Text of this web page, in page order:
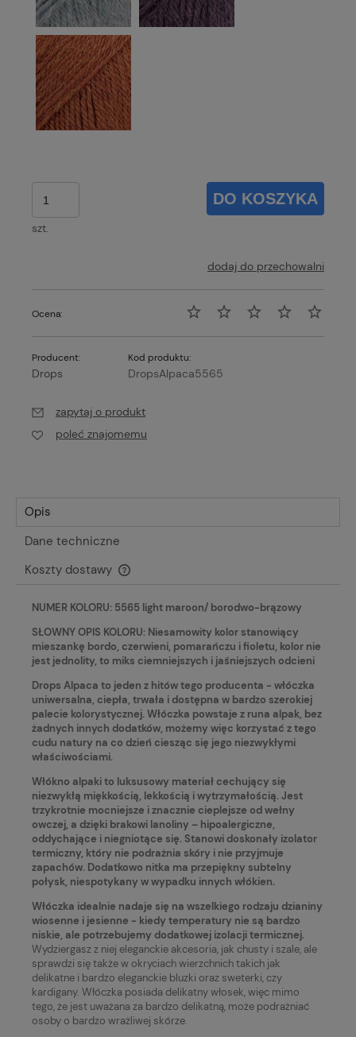
szt.
DO KOSZYKA
dodaj do przechowalni
Ocena:
Producent:
Drops
Kod produktu:
DropsAlpaca5565
zapytaj o produkt
poleć znajomemu
Opis
Dane techniczne
Koszty dostawy
Cena nie zawiera ewentualnych kosztów płatności
NUMER KOLORU: 5565 light maroon/ borodwo-brązowy
SŁOWNY OPIS KOLORU: Niesamowity kolor stanowiący
mieszankę bordo, czerwieni, pomarańczu i fioletu, kolor nie
jest jednolity, to miks ciemniejszych i jaśniejszych odcieni
Drops Alpaca to jeden z hitów tego producenta - włóczka
uniwersalna, ciepła, trwała i dostępna w bardzo szerokiej
palecie kolorystycznej. Włóczka powstaje z runa alpak, bez
żadnych innych dodatków, możemy więc korzystać z tego
cudu natury na co dzień ciesząc się jego niezwykłymi
właściwościami.
Włókno alpaki to luksusowy materiał cechujący się
niezwykłą miękkością, lekkością i wytrzymałością. Jest
trzykrotnie mocniejsze i znacznie cieplejsze od wełny
owczej, a dzięki brakowi lanoliny – hipoalergiczne,
oddychające i niegniotące się. Stanowi doskonały izolator
termiczny, który nie podrażnia skóry i nie przyjmuje
zapachów. Dodatkowo nitka ma przepiękny subtelny
połysk, niespotykany w wypadku innych włókien.
Włóczka idealnie nadaje się na wszelkiego rodzaju dzianiny
wiosenne i jesienne - kiedy temperatury nie są bardzo
niskie, ale potrzebujemy dodatkowej izolacji termicznej.
Wydziergasz z niej eleganckie akcesoria, jak chusty i szale, ale
sprawdzi się także w okryciach wierzchnich takich jak
delikatne i bardzo eleganckie bluzki oraz sweterki, czy
kardigany. Włóczka posiada delikatny włosek, więc mimo
tego, że jest uważana za bardzo delikatną, może podrażniać
osoby o bardzo wrażliwej skórze.